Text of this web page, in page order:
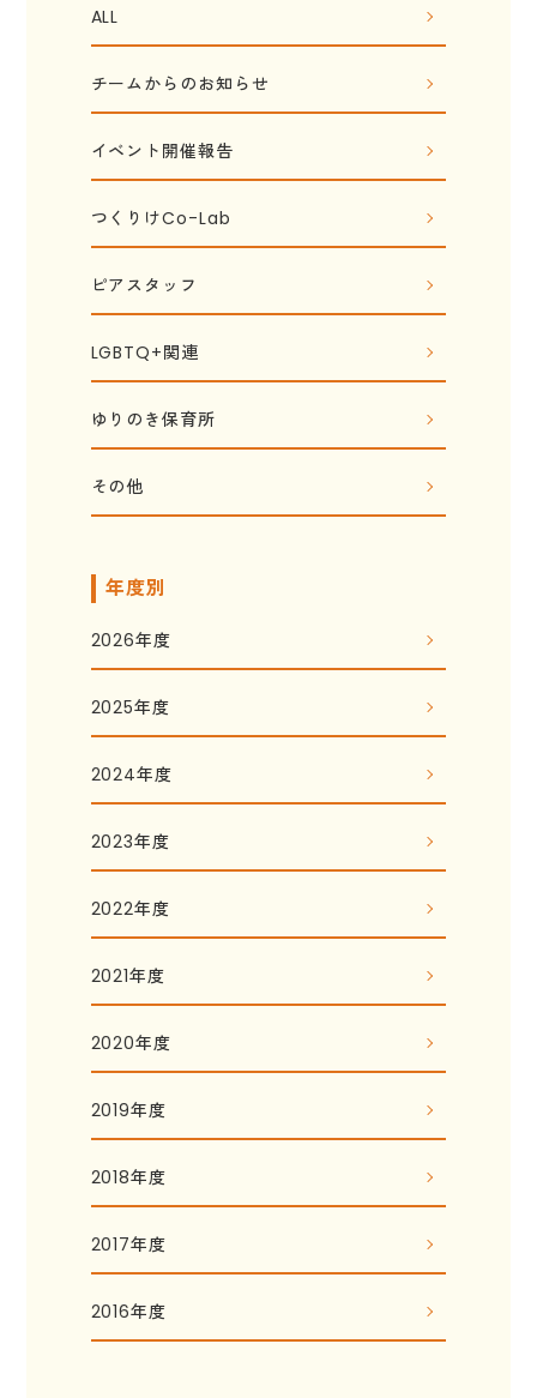
ALL
チームからのお知らせ
イベント開催報告
つくりけCo-Lab
ピアスタッフ
LGBTQ+関連
ゆりのき保育所
その他
年度別
2026年度
2025年度
2024年度
2023年度
2022年度
2021年度
2020年度
2019年度
2018年度
2017年度
2016年度